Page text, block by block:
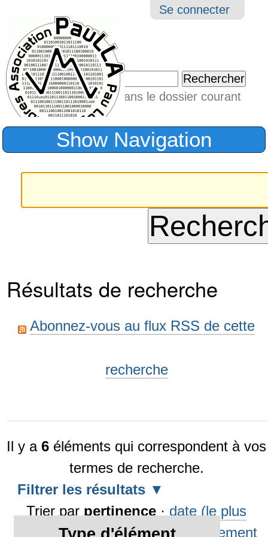
Outils
Se connecter
Chercher par
Seulement dans le dossier courant
Recherche
Show Navigation
Résultats de recherche
Abonnez-vous au flux RSS de cette
recherche
Il y a6 éléments qui correspondent à vos
termes de recherche.
Filtrer les résultats
Trier par pertinence · date (le plus
récent en premier) · alphabétiquement